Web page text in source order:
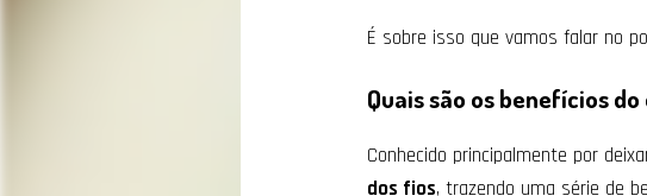
É sobre isso que vamos falar no
Quais são os benefícios
Conhecido principalmente por
dos fios, trazendo uma série de